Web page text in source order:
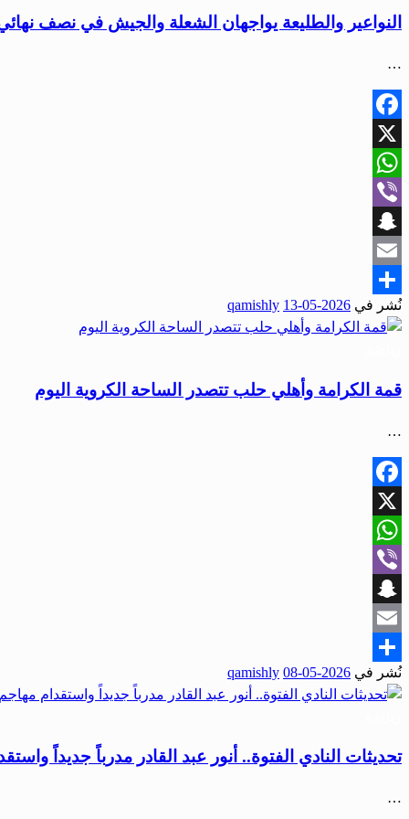
النواعير والطليعة يواجهان الشعلة والجيش في نصف
…
Facebook
X
WhatsApp
Viber
Snapchat
Email
Share
نُشر في 2026-05-13
qamishly
قمة الكرامة وأهلي حلب تتصدر الساحة الكروية اليوم
…
Facebook
X
WhatsApp
Viber
Snapchat
Email
Share
نُشر في 2026-05-08
qamishly
تحديثات النادي الفتوة.. أنور عبد القادر مدرباً جديداً
…